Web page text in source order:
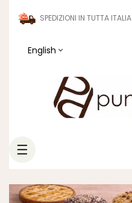
SPEDIZIONI IN TUTTA ITALIA
English
Toggle
☰